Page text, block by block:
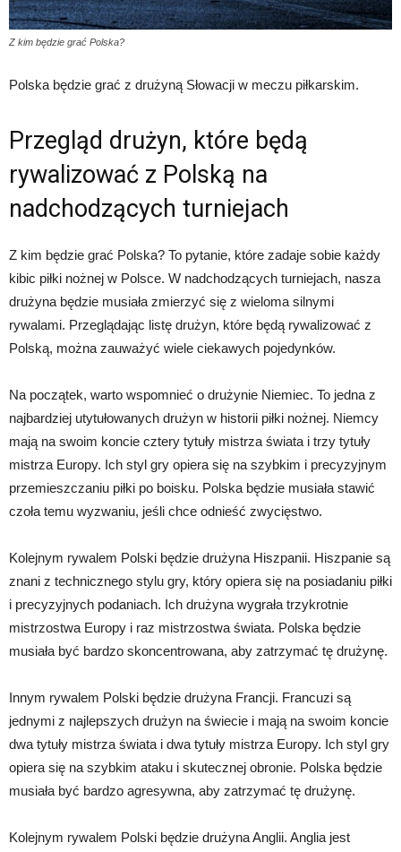
Z kim będzie grać Polska?
Polska będzie grać z drużyną Słowacji w meczu piłkarskim.
Przegląd drużyn, które będą
rywalizować z Polską na
nadchodzących turniejach
Z kim będzie grać Polska? To pytanie, które zadaje sobie każdy
kibic piłki nożnej w Polsce. W nadchodzących turniejach, nasza
drużyna będzie musiała zmierzyć się z wieloma silnymi
rywalami. Przeglądając listę drużyn, które będą rywalizować z
Polską, można zauważyć wiele ciekawych pojedynków.
Na początek, warto wspomnieć o drużynie Niemiec. To jedna z
najbardziej utytułowanych drużyn w historii piłki nożnej. Niemcy
mają na swoim koncie cztery tytuły mistrza świata i trzy tytuły
mistrza Europy. Ich styl gry opiera się na szybkim i precyzyjnym
przemieszczaniu piłki po boisku. Polska będzie musiała stawić
czoła temu wyzwaniu, jeśli chce odnieść zwycięstwo.
Kolejnym rywalem Polski będzie drużyna Hiszpanii. Hiszpanie są
znani z technicznego stylu gry, który opiera się na posiadaniu piłki
i precyzyjnych podaniach. Ich drużyna wygrała trzykrotnie
mistrzostwa Europy i raz mistrzostwa świata. Polska będzie
musiała być bardzo skoncentrowana, aby zatrzymać tę drużynę.
Innym rywalem Polski będzie drużyna Francji. Francuzi są
jednymi z najlepszych drużyn na świecie i mają na swoim koncie
dwa tytuły mistrza świata i dwa tytuły mistrza Europy. Ich styl gry
opiera się na szybkim ataku i skutecznej obronie. Polska będzie
musiała być bardzo agresywna, aby zatrzymać tę drużynę.
Kolejnym rywalem Polski będzie drużyna Anglii. Anglia jest